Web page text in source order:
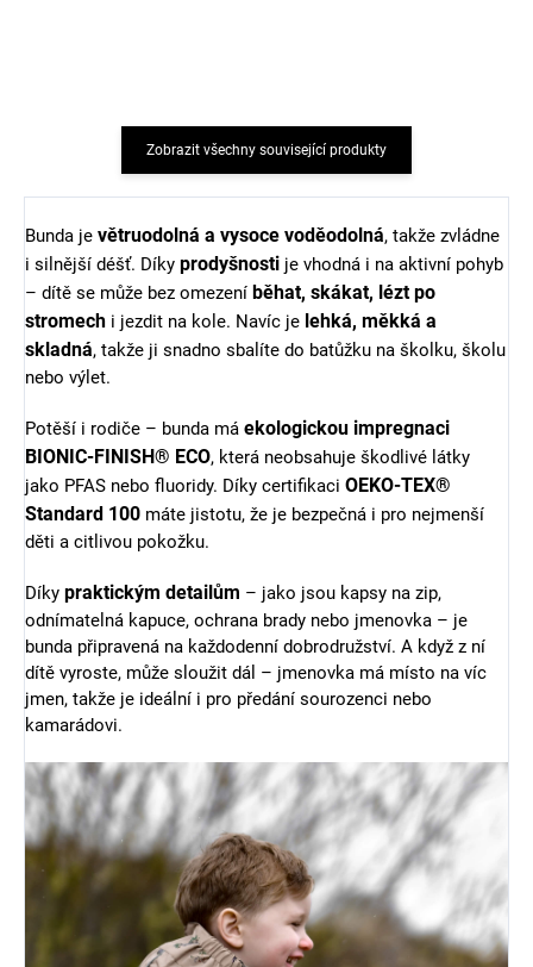
Zobrazit všechny související produkty
Bunda je větruodolná a vysoce voděodolná, takže zvládne
i silnější déšť. Díky prodyšnosti je vhodná i na aktivní pohyb
– dítě se může bez omezení běhat, skákat, lézt po
stromech i jezdit na kole. Navíc je lehká, měkká a
skladná, takže ji snadno sbalíte do batůžku na školku, školu
nebo výlet.
Potěší i rodiče – bunda má ekologickou impregnaci
BIONIC-FINISH® ECO, která neobsahuje škodlivé látky
jako PFAS nebo fluoridy. Díky certifikaci OEKO-TEX®
Standard 100 máte jistotu, že je bezpečná i pro nejmenší
děti a citlivou pokožku.
Díky praktickým detailům – jako jsou kapsy na zip,
odnímatelná kapuce, ochrana brady nebo jmenovka – je
bunda připravená na každodenní dobrodružství. A když z ní
dítě vyroste, může sloužit dál – jmenovka má místo na víc
jmen, takže je ideální i pro předání sourozenci nebo
kamarádovi.